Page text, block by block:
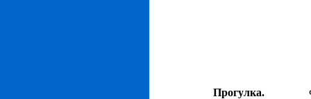
Прогулка.